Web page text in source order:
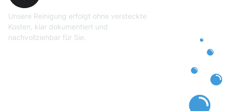
Unsere Reinigung erfolgt ohne versteckte
Kosten, klar dokumentiert und
nachvollziehbar für Sie.